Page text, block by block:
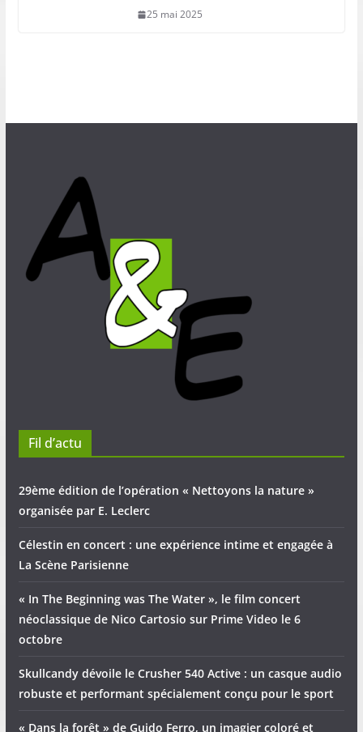
25 mai 2025
Fil d’actu
29ème édition de l’opération « Nettoyons la nature »
organisée par E. Leclerc
Célestin en concert : une expérience intime et engagée à
La Scène Parisienne
« In The Beginning was The Water », le film concert
néoclassique de Nico Cartosio sur Prime Video le 6
octobre
Skullcandy dévoile le Crusher 540 Active : un casque audio
robuste et performant spécialement conçu pour le sport
« Dans la forêt » de Guido Ferro, un imagier coloré et